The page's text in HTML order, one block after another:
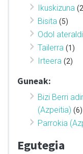
Ikuskizuna
Bisita (5)
Odol
Tailerra (1)
Irteera (2)
Guneak:
Bizi Berri
(Azpeitia) (6)
Parrokia
Egutegia